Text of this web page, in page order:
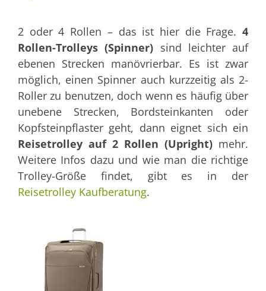
2 oder 4 Rollen – das ist hier die Frage. 4
Rollen-Trolleys (Spinner) sind leichter auf
ebenen Strecken manövrierbar. Es ist zwar
möglich, einen Spinner auch kurzzeitig als 2-
Roller zu benutzen, doch wenn es häufig über
unebene Strecken, Bordsteinkanten oder
Kopfsteinpflaster geht, dann eignet sich ein
Reisetrolley auf 2 Rollen (Upright) mehr.
Weitere Infos dazu und wie man die richtige
Trolley-Größe findet, gibt es in der
Reisetrolley Kaufberatung.